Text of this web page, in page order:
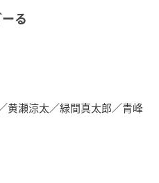
る
黄瀬涼太／緑間真太郎／青峰